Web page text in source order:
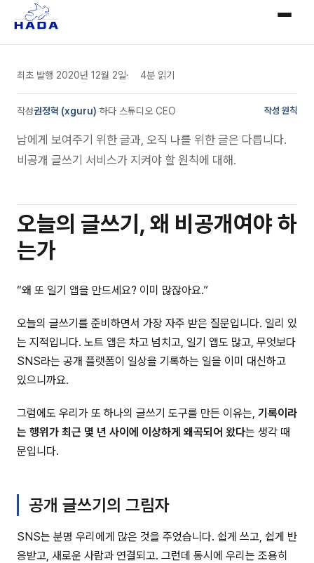
최초 발행 2020년 12월 2일 4분 읽기
작성권정혁 (xguru) 하다 스튜디오 CEO 작성 원칙
남에게 보여주기 위한 글과, 오직 나를 위한 글은 다릅니다.
비공개 글쓰기 서비스가 지켜야 할 원칙에 대해.
오늘의 글쓰기, 왜 비공개여야 하
는가
“왜 또 일기 앱을 만드세요? 이미 많잖아요.”
오늘의 글쓰기를 준비하면서 가장 자주 받은 질문입니다. 일리 있
는 지적입니다. 노트 앱은 차고 넘치고, 일기 앱도 많고, 무엇보다
SNS라는 공개 플랫폼이 일상을 기록하는 일을 이미 대신하고
있으니까요.
그럼에도 우리가 또 하나의 글쓰기 도구를 만든 이유는, 기록이라
는 행위가 최근 몇 년 사이에 이상하게 왜곡되어 왔다는 생각 때
문입니다.
공개 글쓰기의 그림자
SNS는 분명 우리에게 많은 것을 주었습니다. 쉽게 쓰고, 쉽게 반
응받고, 새로운 사람과 연결되고. 그런데 동시에 우리는 조용히